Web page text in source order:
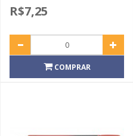
R$7,25
COMPRAR